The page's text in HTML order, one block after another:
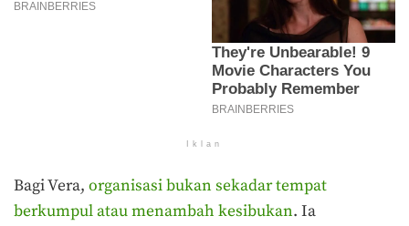
Iklan
Bagi Vera, organisasi bukan sekadar tempat
berkumpul atau menambah kesibukan. Ia